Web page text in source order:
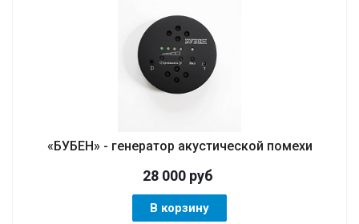
«БУБЕН» - генератор акустической помехи
28 000руб
В корзину